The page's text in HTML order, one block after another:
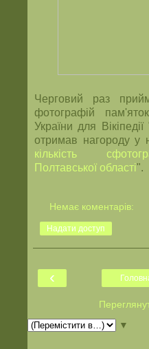
Черговий раз
фотографій
України для Вікіпедії
отримав нагороду у
кількість
Полтавської області".
Немає коментарів:
Надати доступ
‹
▼